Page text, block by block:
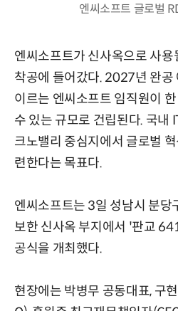
엔씨소프트 글로벌
엔씨소프트가 신사옥으로 사용
착공에 들어갔다. 2027년 완
이르는 엔씨소프트 임직원이
수 있는 규모로 건립된다. 국내
크노밸리 중심지에서 글로벌
련한다는 목표다.
엔씨소프트는 3일 성남시 분
보한 신사옥 부지에서 '판교
공식을 개최했다.
현장에는 박병무 공동대표, 구